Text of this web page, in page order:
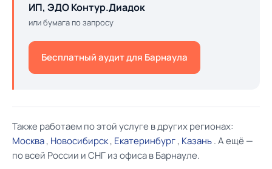
ИП, ЭДО Контур.Диадок
или бумага по запросу
Бесплатный аудит для Барнаула
Также работаем по этой услуге в других регионах:
Москва, Новосибирск, Екатеринбург, Казань. А ещё —
по всей России и СНГ из офиса в Барнауле.